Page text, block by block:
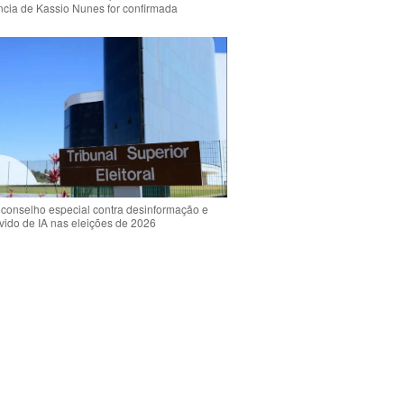
de Kassio Nunes for confirmada
especial contra desinformação e
de IA nas eleições de 2026